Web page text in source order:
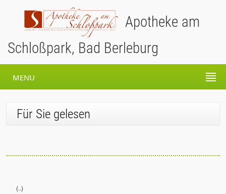
Apotheke am
Schloßpark, Bad Berleburg
MENU
Für Sie gelesen
(..)